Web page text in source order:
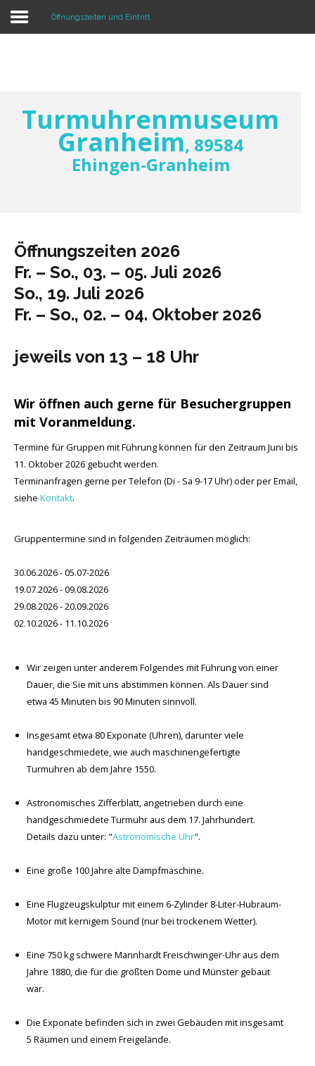
Home
Öffnungszeiten und Eintritt
Presse & Rundfunk
Die Betreiber
Impressum
Öffnungszeiten und Eintritt
Turmuhrenmuseum
Granheim, 89584
Ehingen-Granheim
Öffnungszeiten 2026
Fr. – So., 03. – 05. Juli 2026
So., 19. Juli 2026
Fr. – So., 02. – 04. Oktober 2026
jeweils von 13 – 18 Uhr
Wir öffnen auch gerne für Besuchergruppen
mit Voranmeldung.
Termine für Gruppen mit Führung können für den Zeitraum Juni bis
11. Oktober 2026 gebucht werden.
Terminanfragen gerne per Telefon (Di - Sa 9-17 Uhr) oder per Email,
siehe Kontakt.
Gruppentermine sind in folgenden Zeiträumen möglich:
30.06.2026 - 05.07-2026
19.07.2026 - 09.08.2026
29.08.2026 - 20.09.2026
02.10.2026 - 11.10.2026
Wir zeigen unter anderem Folgendes mit Führung von einer
Dauer, die Sie mit uns abstimmen können. Als Dauer sind
etwa 45 Minuten bis 90 Minuten sinnvoll.
Insgesamt etwa 80 Exponate (Uhren), darunter viele
handgeschmiedete, wie auch maschinengefertigte
Turmuhren ab dem Jahre 1550.
Astronomisches Zifferblatt, angetrieben durch eine
handgeschmiedete Turmuhr aus dem 17. Jahrhundert.
Details dazu unter: "Astronomische Uhr".
Eine große 100 Jahre alte Dampfmaschine.
Eine Flugzeugskulptur mit einem 6-Zylinder 8-Liter-Hubraum-
Motor mit kernigem Sound (nur bei trockenem Wetter).
Eine 750 kg schwere Mannhardt Freischwinger-Uhr aus dem
Jahre 1880, die für die größten Dome und Münster gebaut
war.
Die Exponate befinden sich in zwei Gebäuden mit insgesamt
5 Räumen und einem Freigelände.